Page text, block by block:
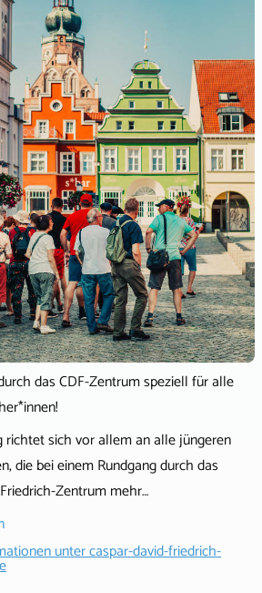
das CDF-Zentrum speziell für alle
richtet sich vor allem an alle jüngeren
die bei einem Rundgang durch das
Zentrum mehr…
untercaspar-david-friedrich-